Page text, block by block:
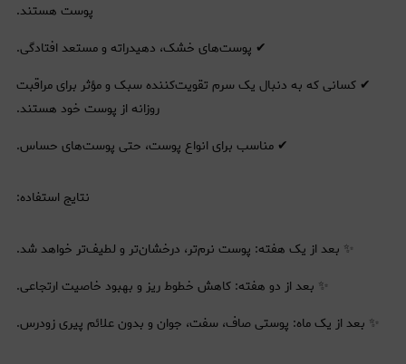
پوست هستند.
✔ پوست‌های خشک، دهیدراته و مستعد افتادگی.
✔ کسانی که به دنبال یک سرم تقویت‌کننده سبک و مؤثر برای مراقبت
روزانه از پوست خود هستند.
✔ مناسب برای انواع پوست، حتی پوست‌های حساس.
نتایج استفاده:
✨ بعد از یک هفته: پوست نرم‌تر، درخشان‌تر و لطیف‌تر خواهد شد.
✨ بعد از دو هفته: کاهش خطوط ریز و بهبود خاصیت ارتجاعی.
✨ بعد از یک ماه: پوستی صاف، سفت، جوان و بدون علائم پیری زودرس.